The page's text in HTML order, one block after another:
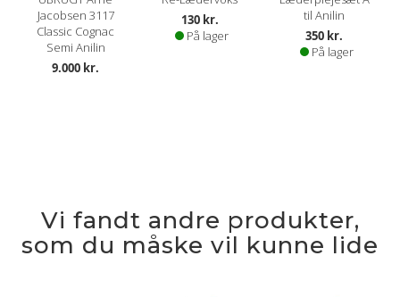
Jacobsen 3117
Classic Cognac
Semi Anilin
9.000 kr.
130 kr.
På lager
til Anilin
350 kr.
På lager
Vi fandt andre produkter,
som du måske vil kunne lide